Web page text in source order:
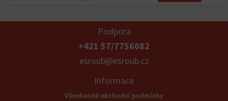
Podpora
+421 57/7756082
esroub@esroub.cz
Informace
Všeobecné obchodní podmínky